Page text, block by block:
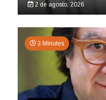
2 de agosto, 2026
3 Minutes